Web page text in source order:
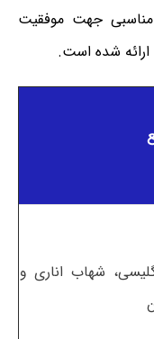
مناسبی جهت موفقیت
ارائه شده است.
شهاب اناری و